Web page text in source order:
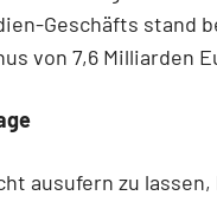
Geschäfts stand
von 7,6 Milliarden
ausufern zu